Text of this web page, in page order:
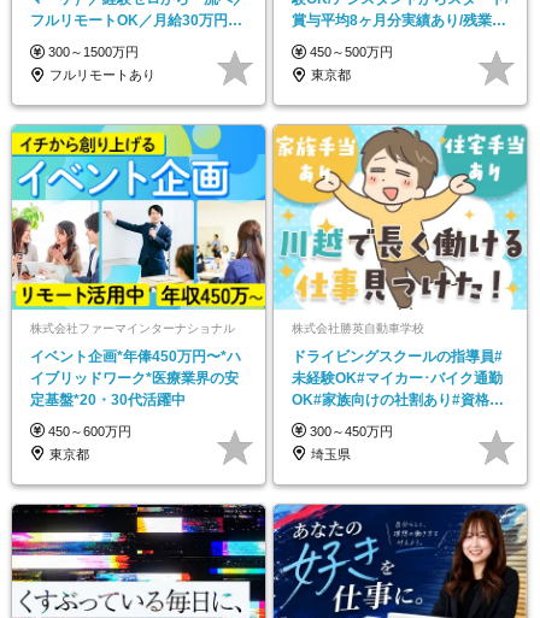
フルリモートOK／月給30万円～
／年休130日以上
300～1500万円
フルリモートあり
賞与平均8ヶ月分実績あり/残業月
15h程度
450～500万円
東京都
株式会社ファーマインターナショナル
イベント企画*年俸450万円〜*ハ
イブリッドワーク*医療業界の安
定基盤*20・30代活躍中
450～600万円
東京都
株式会社勝英自動車学校
ドライビングスクールの指導員#
未経験OK#マイカー･バイク通勤
OK#家族向けの社割あり#資格取
得支援あり
300～450万円
埼玉県